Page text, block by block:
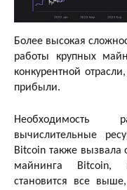
Более высокая
работы крупных
конкурентной
прибыли.
Необходимость
вычислительные
Bitcoin также вызвала
майнинга Bitcoin,
становится все